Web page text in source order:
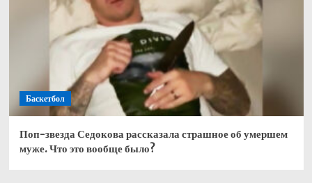
Баскетбол
Поп-звезда Седокова рассказала страшное об умершем
муже. Что это вообще было?